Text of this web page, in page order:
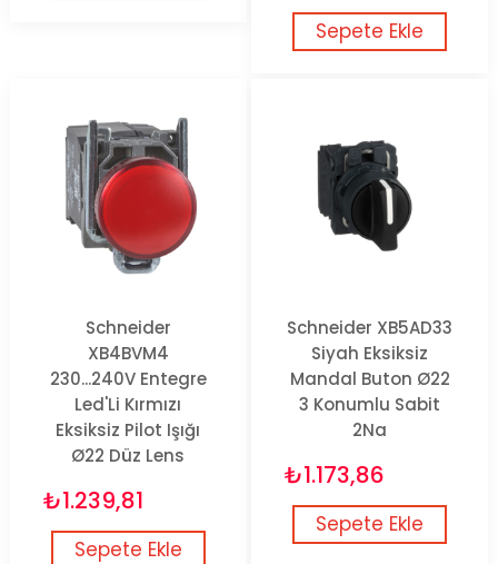
Sepete Ekle
Schneider
XB4BVM4
230...240V Entegre
Led'Li Kırmızı
Eksiksiz Pilot Işığı
Ø22 Düz Lens
₺1.239,81
Sepete Ekle
Schneider XB5AD33
Siyah Eksiksiz
Mandal Buton Ø22
3 Konumlu Sabit
2Na
₺1.173,86
Sepete Ekle